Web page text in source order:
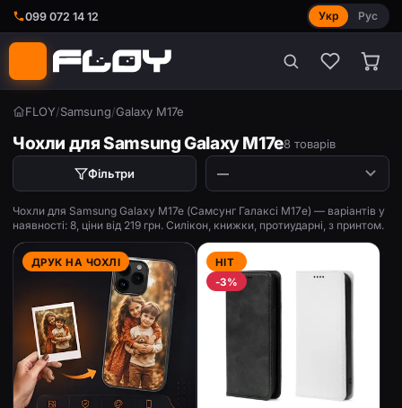
099 072 14 12 Укр Рус
FLOY/Samsung/Galaxy M17e
Чохли для Samsung Galaxy M17e8 товарів
Фільтри
Чохли для Samsung Galaxy M17e (Самсунг Галаксі М17е) — варіантів у
наявності: 8, ціни від 219 грн. Силікон, книжки, протиударні, з принтом.
ДРУК НА ЧОХЛІ
HIT
-3%